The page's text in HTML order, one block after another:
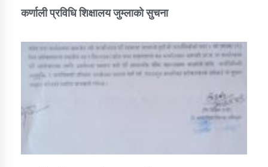
कर्णाली प्रविधि शिक्षालय जुम्लाको सुचना